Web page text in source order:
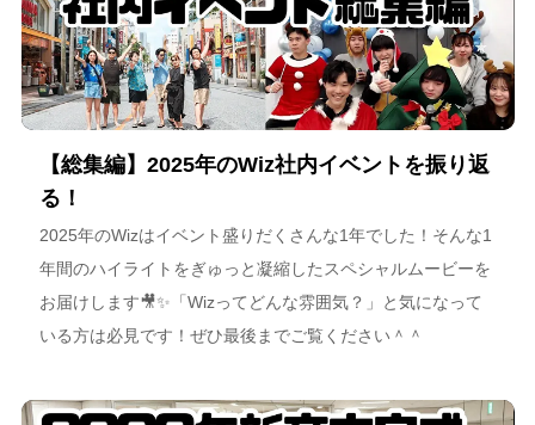
【総集編】2025年のWiz社内イベントを振り返
る！
2025年のWizはイベント盛りだくさんな1年でした！そんな1
年間のハイライトをぎゅっと凝縮したスペシャルムービーを
お届けします🎥✨「Wizってどんな雰囲気？」と気になって
いる方は必見です！ぜひ最後までご覧ください＾＾